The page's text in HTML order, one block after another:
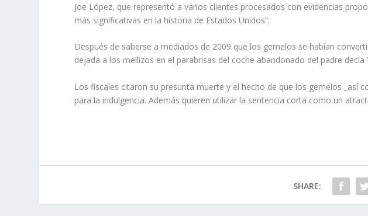
Joe López, que representó a varios clientes procesados con evidencias
más significativas en la historia de Estados Unidos”.
Después de saberse a mediados de 2009 que los gemelos se habían
dejada a los mellizos en el parabrisas del coche abandonado del padre
Los fiscales citaron su presunta muerte y el hecho de que los gemelos
para la indulgencia. Además quieren utilizar la sentencia corta como un
SHARE: